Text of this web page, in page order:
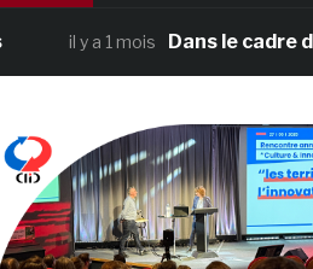
y a 1 mois Dans le cadre de sa